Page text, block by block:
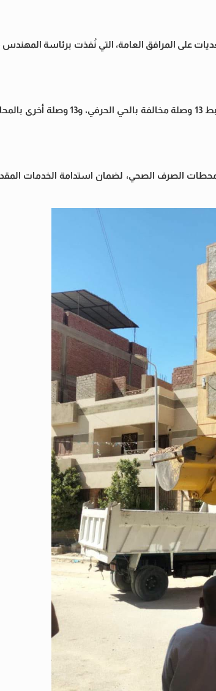
على المرافق العامة، التي نُفذت برئاسة
كما تابعت نتائج حملات ضبط الوصلات غير القانونية للمياه، والتي أسفرت عن
الصرف الصحي، لضمان استدامة الخدمات